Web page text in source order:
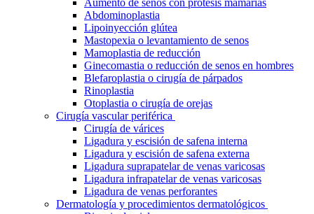
Aumento de senos con prótesis mamarias
Abdominoplastia
Lipoinyección glútea
Mastopexia o levantamiento de senos
Mamoplastia de reducción
Ginecomastia o reducción de senos en hombres
Blefaroplastia o cirugía de párpados
Rinoplastia
Otoplastia o cirugía de orejas
Cirugía vascular periférica
Cirugía de várices
Ligadura y escisión de safena interna
Ligadura y escisión de safena externa
Ligadura suprapatelar de venas varicosas
Ligadura infrapatelar de venas varicosas
Ligadura de venas perforantes
Dermatología y procedimientos dermatológicos